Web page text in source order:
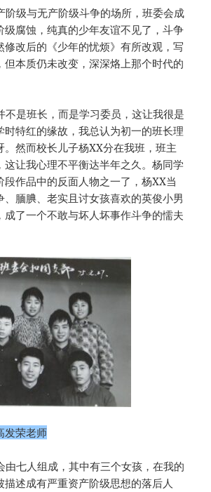
级与无产阶级斗争的场所，班委会成
级腐蚀，纯真的少年友谊不见了，斗争
修改后的《少年的忧烦》有所改观，写
但本质仍未改变，深深烙上那个时代的
是班长，而是学习委员，这让我很是
时特红的缘故，我总认为初一的班长理
。然而校长儿子杨XX分在我班，班主
这让我心理不平衡达半年之久。杨同学
段作品中的反面人物之一了，杨XX当
、腼腆、老实且讨女孩喜欢的英俊小男
成了一个不敢与坏人坏事作斗争的懦夫
发荣老师
七人组成，其中有三个女孩，在我的
描述成有严重资产阶级思想的落后人